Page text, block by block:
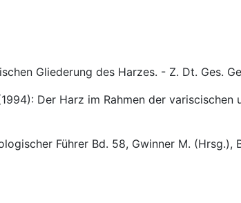
Gliederung des Harzes. - Z. Dt. Ges.
Der Harz im Rahmen der
Führer Bd. 58, Gwinner M.